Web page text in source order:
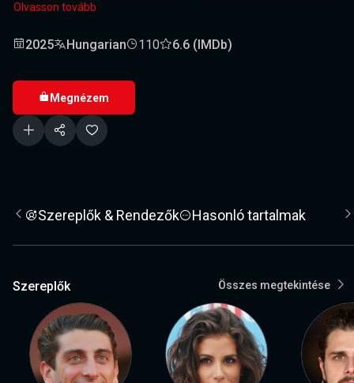
Olvasson tovább
2025 Hungarian 110 6.6 (IMDb)
Megnézem
Szereplők & Rendezők Hasonló tartalmak
Szereplők Összes megtekintése